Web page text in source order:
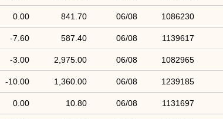
1086230
06/08
841.70
0.00
1139617
06/08
587.40
-7.60
1082965
06/08
2,975.00
-3.00
1239185
06/08
1,360.00
-10.00
1131697
06/08
10.80
0.00